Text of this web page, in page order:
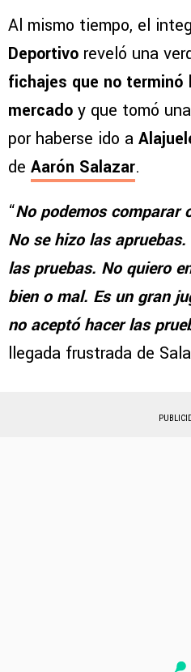
Al mismo tiempo, el
Deportivo reveló una
fichajes que no
mercado y que tomó
por haberse ido a
de Aarón Salazar.
“No podemos comparar
No se hizo las
las pruebas. No quiero
bien o mal. Es un gran
no aceptó hacer las
llegada frustrada de